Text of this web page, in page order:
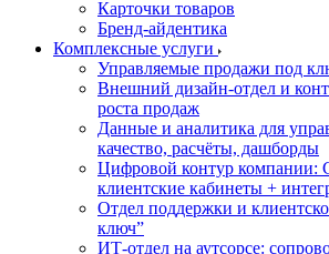
Карточки товаров
Бренд-айдентика
Комплексные услуги
Управляемые продажи под
Внешний дизайн-отдел и
роста продаж
Данные и аналитика для
качество, расчёты, дашборды
Цифровой контур компании:
клиентские кабинеты +
Отдел поддержки и
ключ”
ИТ-отдел на аутсорсе: